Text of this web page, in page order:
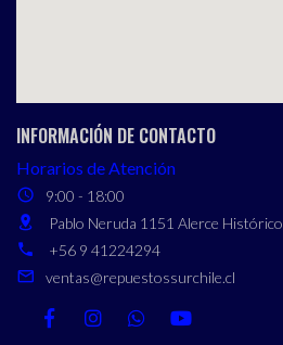
INFORMACIÓN DE CONTACTO
Horarios de Atención
9:00 - 18:00
Pablo Neruda 1151 Alerce Histórico ,
+56 9 41224294
ventas@repuestossurchile.cl